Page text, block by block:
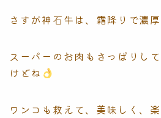
さすが神石牛は、霜降りで濃
スーパーのお肉もさっぱりし
けどね
ワンコも救えて、美味しく、